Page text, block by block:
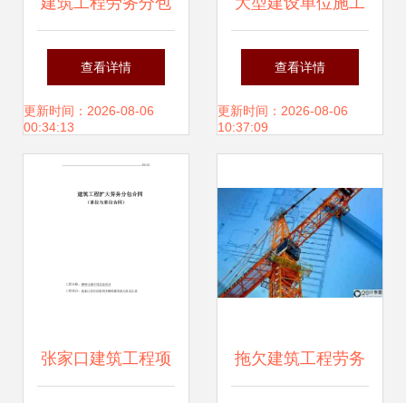
的主要形式及其特
点
查看详情
更新时间：2026-08-06
00:34:13
合同与劳务分包合
同范本合集 超400
与监理通用框架
查看详情
更新时间：2026-08-06
10:37:09
张家口建筑工程项 拖欠建筑工程劳务